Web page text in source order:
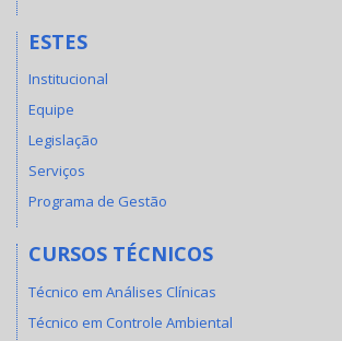
ESTES
Institucional
Equipe
Legislação
Serviços
Programa de Gestão
CURSOS TÉCNICOS
Técnico em Análises Clínicas
Técnico em Controle Ambiental